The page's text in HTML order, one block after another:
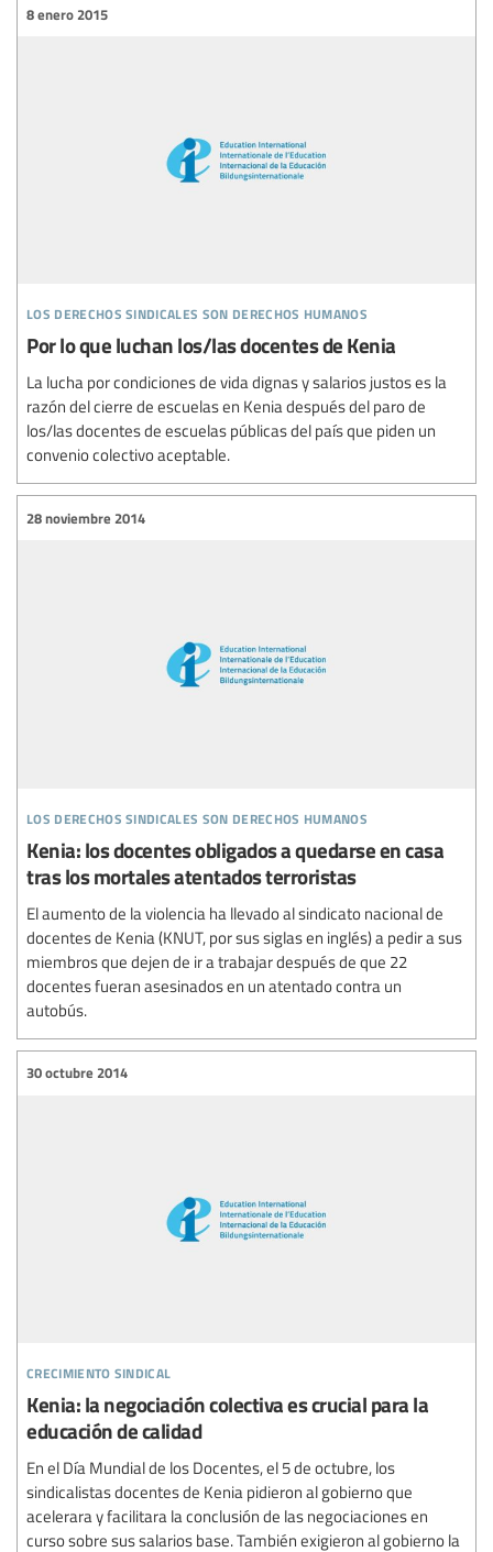
los derechos sindicales son derechos humanos
8 enero 2015
Por lo que luchan los/las docentes de Kenia
La lucha por condiciones de vida dignas y salarios justos es la
razón del cierre de escuelas en Kenia después del paro de
los/las docentes de escuelas públicas del país que piden un
convenio colectivo aceptable.
los derechos sindicales son derechos humanos
28 noviembre 2014
Kenia: los docentes obligados a quedarse en casa
tras los mortales atentados terroristas
El aumento de la violencia ha llevado al sindicato nacional de
docentes de Kenia (KNUT, por sus siglas en inglés) a pedir a sus
miembros que dejen de ir a trabajar después de que 22
docentes fueran asesinados en un atentado contra un
autobús.
crecimiento sindical
30 octubre 2014
Kenia: la negociación colectiva es crucial para la
educación de calidad
En el Día Mundial de los Docentes, el 5 de octubre, los
sindicalistas docentes de Kenia pidieron al gobierno que
acelerara y facilitara la conclusión de las negociaciones en
curso sobre sus salarios base. También exigieron al gobierno la